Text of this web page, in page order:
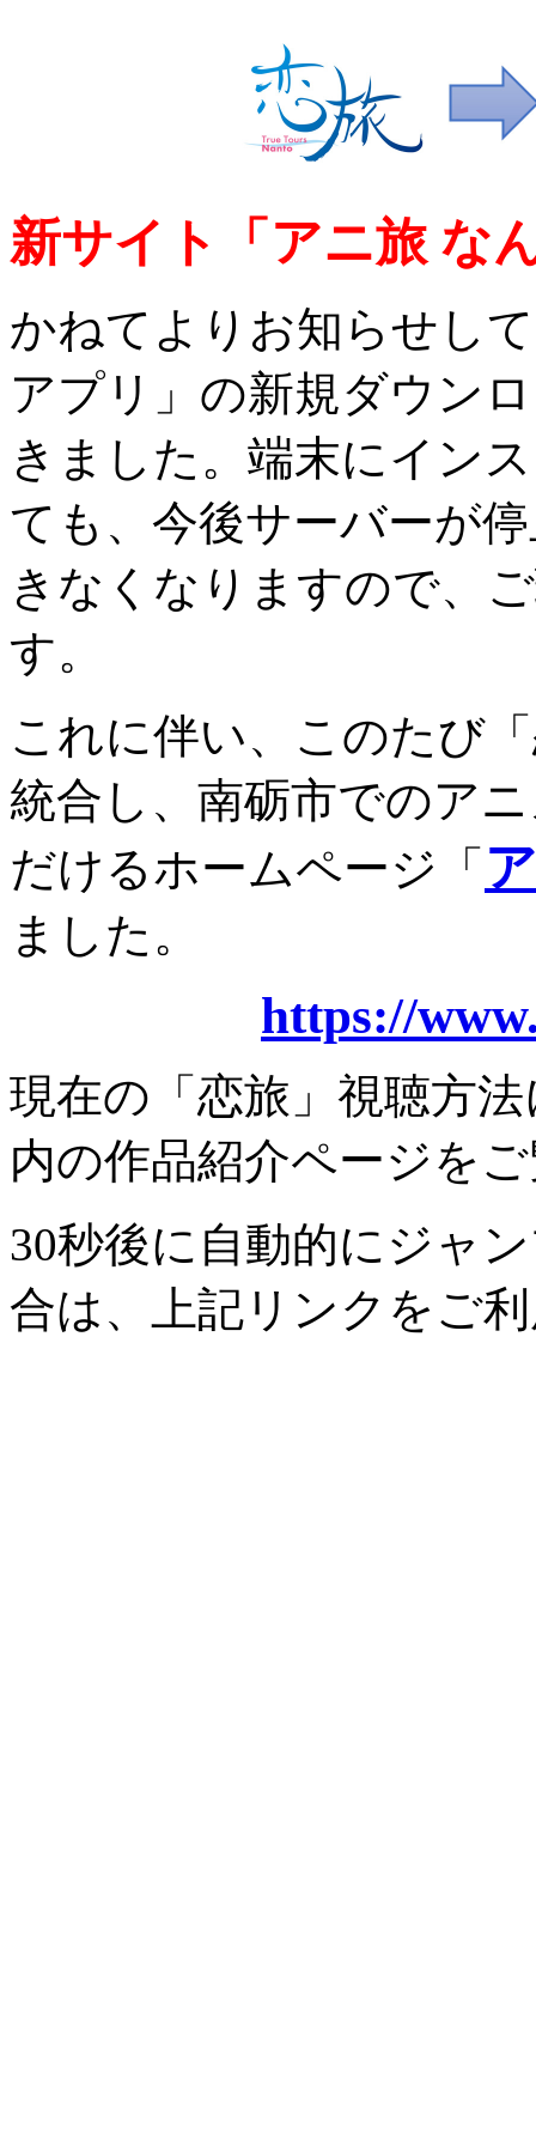
新サイト「アニ旅 な
かねてよりお知らせし
アプリ」の新規ダウン
きました。端末にイン
ても、今後サーバーが
きなくなりますので、
す。
これに伴い、このたび
統合し、南砺市でのア
だけるホームページ「
ました。
https://
現在の「恋旅」視聴方
内の作品紹介ページを
30秒後に自動的にジャ
合は、上記リンクをご